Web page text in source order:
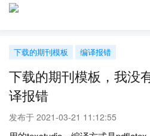
下载的期刊模板 编译报错
下载的期刊模板，我没
译报错
发布于 2021-03-21 11:12:55